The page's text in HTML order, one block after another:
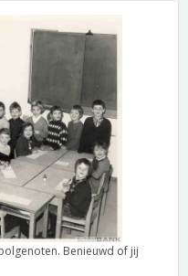
Benieuwd of jij